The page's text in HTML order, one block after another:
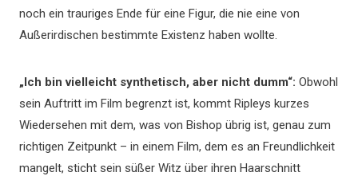
noch ein trauriges Ende für eine Figur, die nie eine von
Außerirdischen bestimmte Existenz haben wollte.
„Ich bin vielleicht synthetisch, aber nicht dumm“: Obwohl
sein Auftritt im Film begrenzt ist, kommt Ripleys kurzes
Wiedersehen mit dem, was von Bishop übrig ist, genau zum
richtigen Zeitpunkt – in einem Film, dem es an Freundlichkeit
mangelt, sticht sein süßer Witz über ihren Haarschnitt